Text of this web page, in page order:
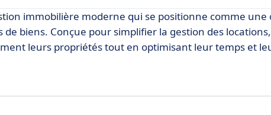
immobilière moderne qui se positionne comme
biens. Conçue pour simplifier la gestion des
leurs propriétés tout en optimisant leur temps et